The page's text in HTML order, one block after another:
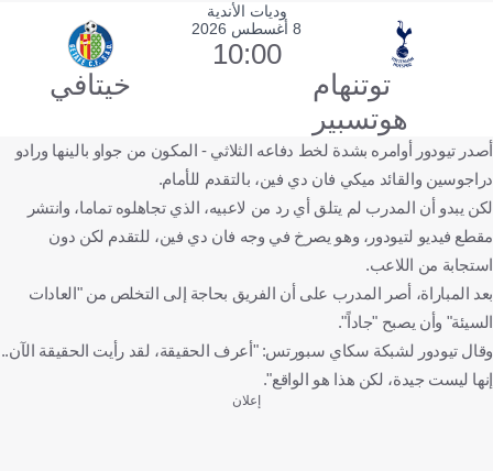
وديات الأندية
توتنهام
هوتسبير
8 أغسطس 2026
10:00
خيتافي
أصدر تيودور أوامره بشدة لخط دفاعه الثلاثي - المكون من جواو بالينها ورادو
دراجوسين والقائد ميكي فان دي فين، بالتقدم للأمام.
لكن يبدو أن المدرب لم يتلق أي رد من لاعبيه، الذي تجاهلوه تماما، وانتشر
مقطع فيديو لتيودور، وهو يصرخ في وجه فان دي فين، للتقدم لكن دون
استجابة من اللاعب.
بعد المباراة، أصر المدرب على أن الفريق بحاجة إلى التخلص من "العادات
السيئة" وأن يصبح "جاداً".
وقال تيودور لشبكة سكاي سبورتس: "أعرف الحقيقة، لقد رأيت الحقيقة الآن..
إنها ليست جيدة، لكن هذا هو الواقع".
إعلان